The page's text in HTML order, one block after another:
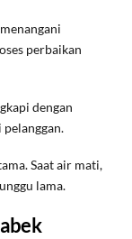
perbaikan
dengan
Saat air mati,
lama.